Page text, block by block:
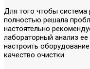
Для того чтобы система
полностью решала
настоятельно
лабораторный анализ
настроить
качество очистки.